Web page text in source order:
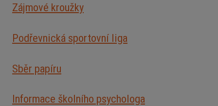
Zájmové kroužky
Podřevnická sportovní liga
Sběr papíru
Informace školního psychologa